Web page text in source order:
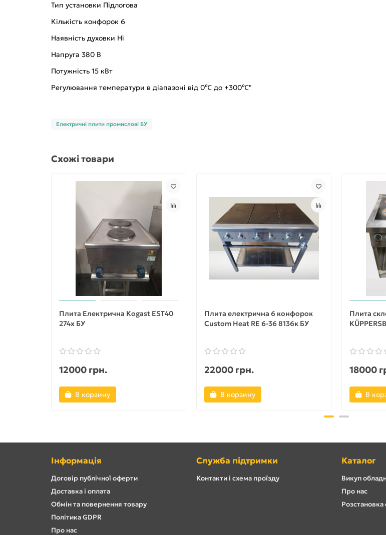
Тип установки Підлогова
Кількість конфорок 6
Наявність духовки Ні
Напруга 380 В
Потужність 15 кВт
Регулювання температури в діапазоні від 0℃ до +300℃"
Електричні плити промислові БУ
Схожі товари
Плита Електрична Kogast EST40
274х БУ
12000 грн.
В корзину
Плита електрична 6 конфорок
Custom Heat RE 6-36 8136к БУ
22000 грн.
В корзину
Плита
18000
В
Інформація
Договір публічної оферти
Доставка і оплата
Обмін та повернення товару
Політика GDPR
Про нас
Служба підтримки
Контакти і схема проїзду
Каталог
Викуп
Про нас